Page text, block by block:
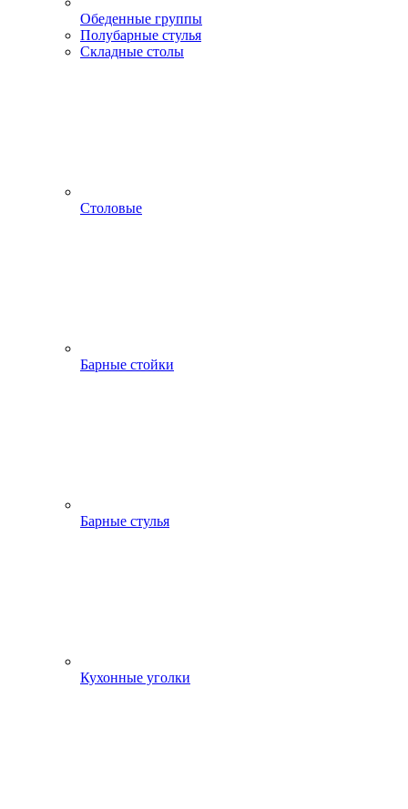
Обеденные группы
Полубарные стулья
Складные столы
Столовые
Барные стойки
Барные стулья
Кухонные уголки